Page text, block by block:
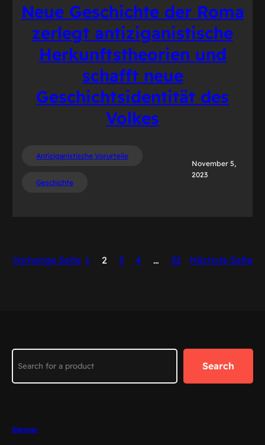
Neue Geschichte der Roma
zerlegt antiziganistische
Herkunftstheorien und
schafft neue
Geschichtsidentität des
Volkes
Antiziganistische Vorurteile
Geschichte
November 5,
2023
Vorherige Seite 1 2 3 4 … 32 Nächste Seite
Search
Glossar